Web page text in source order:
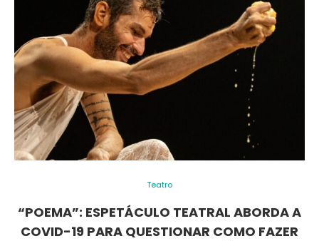
Teatro
“POEMA”: ESPETÁCULO TEATRAL ABORDA A
COVID-19 PARA QUESTIONAR COMO FAZER